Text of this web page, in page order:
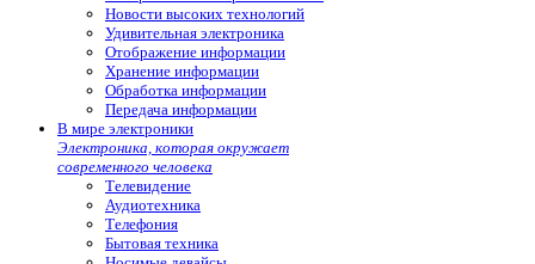
Новости высоких технологий
Удивительная электроника
Отображение информации
Хранение информации
Обработка информации
Передача информации
В мире электроники
Электроника, которая окружает
современного человека
Телевидение
Аудиотехника
Телефония
Бытовая техника